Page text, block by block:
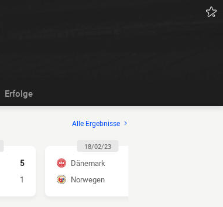
Erfolge
Alle Ergebnisse
5
1
18/02/23
Dänemark
Norwegen